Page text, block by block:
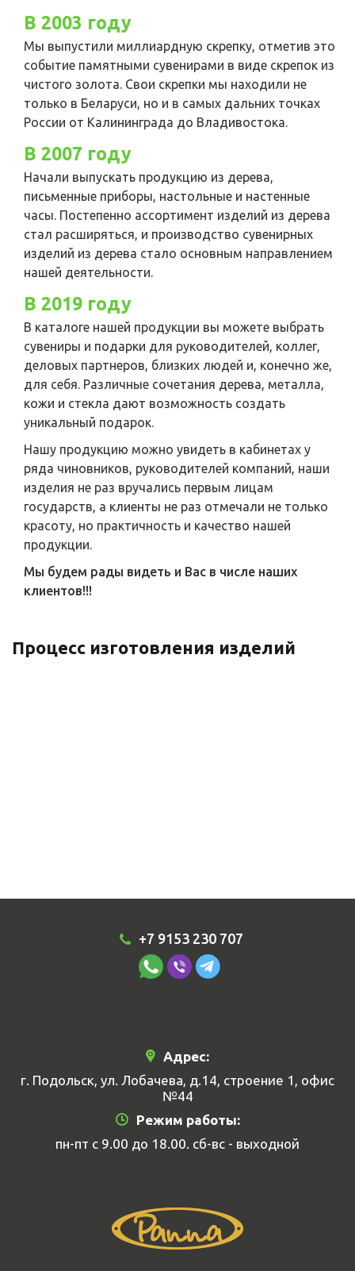
В 2003 году
Мы выпустили миллиардную скрепку, отметив это
событие памятными сувенирами в виде скрепок из
чистого золота. Свои скрепки мы находили не
только в Беларуси, но и в самых дальних точках
России от Калининграда до Владивостока.
В 2007 году
Начали выпускать продукцию из дерева,
письменные приборы, настольные и настенные
часы. Постепенно ассортимент изделий из дерева
стал расширяться, и производство сувенирных
изделий из дерева стало основным направлением
нашей деятельности.
В 2019 году
В каталоге нашей продукции вы можете выбрать
сувениры и подарки для руководителей, коллег,
деловых партнеров, близких людей и, конечно же,
для себя. Различные сочетания дерева, металла,
кожи и стекла дают возможность создать
уникальный подарок.
Нашу продукцию можно увидеть в кабинетах у
ряда чиновников, руководителей компаний, наши
изделия не раз вручались первым лицам
государств, а клиенты не раз отмечали не только
красоту, но практичность и качество нашей
продукции.
Мы будем рады видеть и Вас в числе наших
клиентов!!!
Процесс изготовления изделий
+7 9153 230 707
Адрес:
г. Подольск, ул. Лобачева, д.14, строение 1, офис
№44
Режим работы:
пн-пт с 9.00 до 18.00. сб-вс - выходной